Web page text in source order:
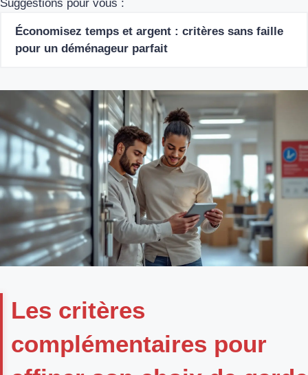
Suggestions pour vous :
Économisez temps et argent : critères sans faille
pour un déménageur parfait
Les critères
complémentaires pour